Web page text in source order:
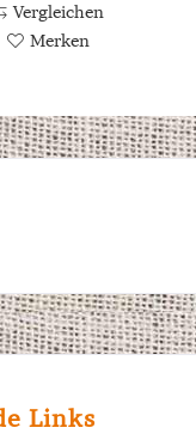
Vergleichen
Merken
Links